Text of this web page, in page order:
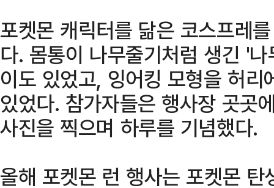
포켓몬 캐릭터를 닮은 코스프레
다. 몸통이 나무줄기처럼 생긴 '
이도 있었고, 잉어킹 모형을 허
있었다. 참가자들은 행사장 곳곳
사진을 찍으며 하루를 기념했다.
올해 포켓몬 런 행사는 포켓몬